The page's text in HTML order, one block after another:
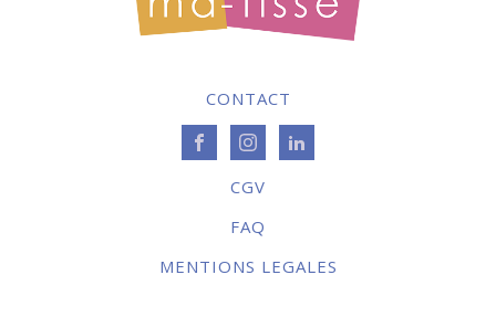
CONTACT
CGV
FAQ
MENTIONS LEGALES